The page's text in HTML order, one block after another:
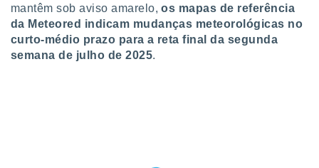
no
como
um perfil
e
mantêm sob aviso amarelo, os mapas de referência
da Meteored indicam mudanças meteorológicas no
curto-médio prazo para a reta final da segunda
semana de julho de 2025.